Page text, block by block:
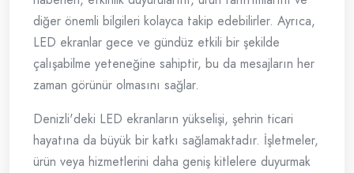
diğer önemli bilgileri kolayca takip edebilirler. Ayrıca,
LED ekranlar gece ve gündüz etkili bir şekilde
çalışabilme yeteneğine sahiptir, bu da mesajların her
zaman görünür olmasını sağlar.
Denizli'deki LED ekranların yükselişi, şehrin ticari
hayatına da büyük bir katkı sağlamaktadır. İşletmeler,
ürün veya hizmetlerini daha geniş kitlelere duyurmak